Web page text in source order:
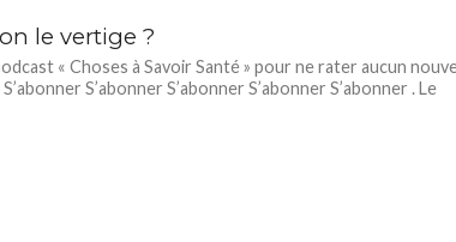
le vertige ?
« Choses à Savoir Santé » pour ne rater aucun
S’abonner S’abonner S’abonner S’abonner . Le